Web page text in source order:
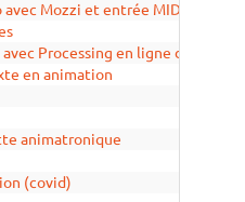
Mozzi et entrée MIDI
Processing en ligne de
en animation
animatronique
(covid)